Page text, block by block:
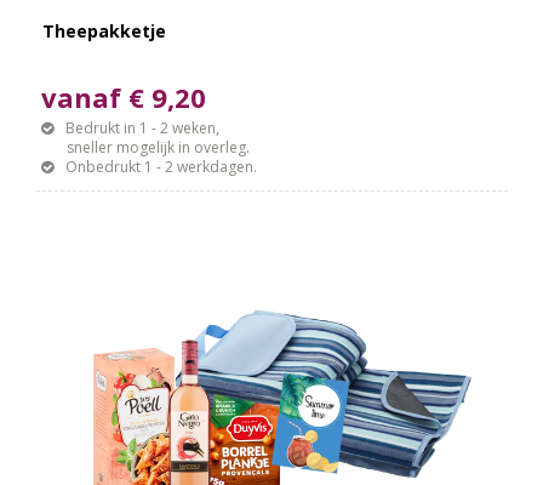
Theepakketje
vanaf € 9,20
Bedrukt in 1 - 2 weken,
sneller mogelijk in overleg.
Onbedrukt 1 - 2 werkdagen.